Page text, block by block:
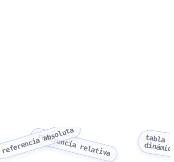
referencia absolutareferencia relativa tabla